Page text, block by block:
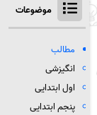
موضوعات
مطالب
انگیزشی
اول ابتدایی
پنجم ابتدایی